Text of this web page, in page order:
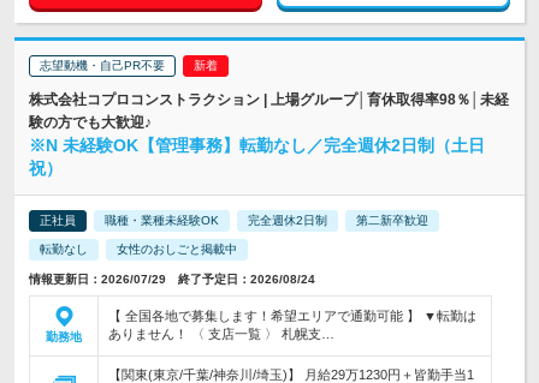
志望動機・自己PR不要
株式会社コプロコンストラクション | 上場グループ│育休取得率98％│未経
験の方でも大歓迎♪
※N 未経験OK【管理事務】転勤なし／完全週休2日制（土日
祝）
正社員 職種・業種未経験OK 完全週休2日制 第二新卒歓迎
転勤なし 女性のおしごと掲載中
情報更新日：2026/07/29 終了予定日：2026/08/24
勤務地
【 全国各地で募集します！希望エリアで通勤可能 】 ▼転勤は
ありません！ 〈 支店一覧 〉 札幌支…
【関東(東京/千葉/神奈川/埼玉)】 月給29万1230円＋皆勤手当1